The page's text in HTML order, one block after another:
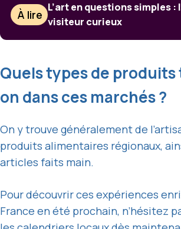
À lire
L’art en questions simples :
visiteur curieux
Quels types de
on dans ces marchés ?
On y trouve généralement de
produits alimentaires régionaux,
articles faits main.
Pour découvrir ces expériences
France en été prochain, n’hésitez